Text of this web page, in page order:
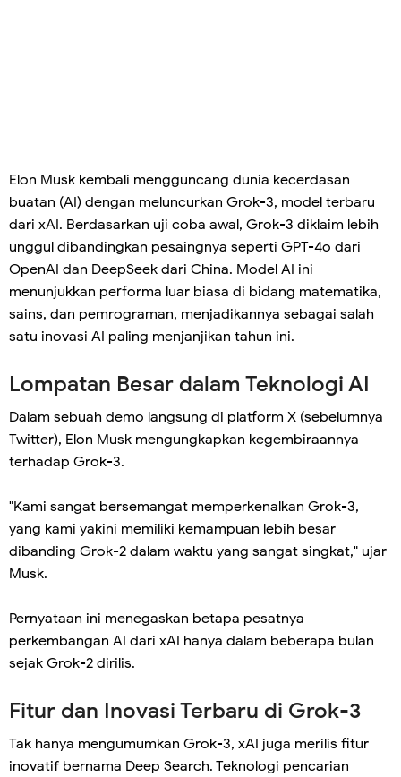
Elon Musk kembali mengguncang dunia kecerdasan
buatan (AI) dengan meluncurkan Grok-3, model terbaru
dari xAI. Berdasarkan uji coba awal, Grok-3 diklaim lebih
unggul dibandingkan pesaingnya seperti GPT-4o dari
OpenAI dan DeepSeek dari China. Model AI ini
menunjukkan performa luar biasa di bidang matematika,
sains, dan pemrograman, menjadikannya sebagai salah
satu inovasi AI paling menjanjikan tahun ini.
Lompatan Besar dalam Teknologi AI
Dalam sebuah demo langsung di platform X (sebelumnya
Twitter), Elon Musk mengungkapkan kegembiraannya
terhadap Grok-3.
"Kami sangat bersemangat memperkenalkan Grok-3,
yang kami yakini memiliki kemampuan lebih besar
dibanding Grok-2 dalam waktu yang sangat singkat," ujar
Musk.
Pernyataan ini menegaskan betapa pesatnya
perkembangan AI dari xAI hanya dalam beberapa bulan
sejak Grok-2 dirilis.
Fitur dan Inovasi Terbaru di Grok-3
Tak hanya mengumumkan Grok-3, xAI juga merilis fitur
inovatif bernama Deep Search. Teknologi pencarian